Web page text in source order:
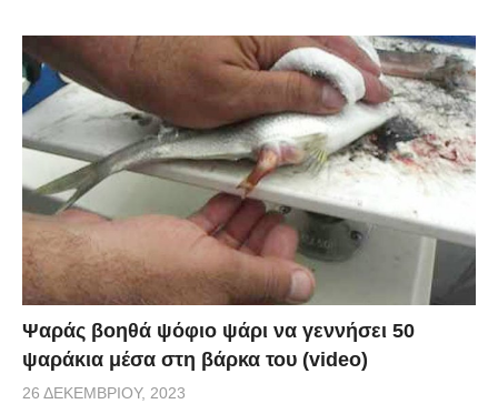
Ψαράς βοηθά ψόφιο ψάρι να γεννήσει 50
ψαράκια μέσα στη βάρκα του (video)
26 ΔΕΚΕΜΒΡΊΟΥ, 2023